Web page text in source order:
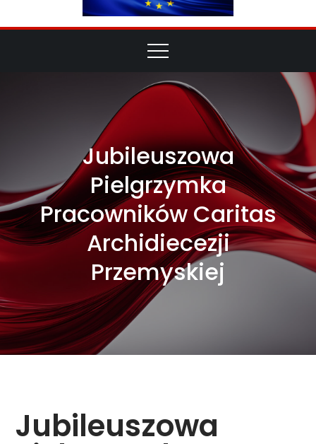
Jubileuszowa
Pielgrzymka
Pracowników Caritas
Archidiecezji
Przemyskiej
Jubileuszowa